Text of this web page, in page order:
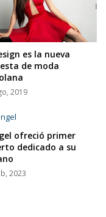
es la nueva
de moda
2019
ofreció primer
dedicado a su
2023